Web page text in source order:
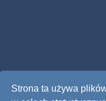
Strona ta używa